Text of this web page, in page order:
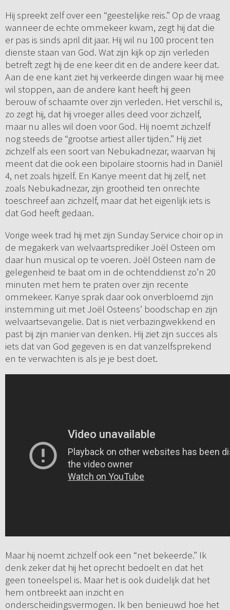
Hij spreekt zelf over een “geestelijke reis.” Op de vraag
wanneer de echte ommekeer kwam, zegt hij dat die
er pas is sinds april dit jaar. Hij wil nu 100 procent ten
dienste staan van God. Wat zijn kijk op zijn verleden
betreft zegt hij de ene keer dit en de andere keer dat.
Aan de ene kant ziet hij verkeerde dingen waar hij mee
wil stoppen, aan de andere kant heeft hij geen
berouw of schaamte over zijn verleden. Het verschil is,
zo zegt hij, dat hij vroeger alles deed voor zichzelf,
maar nu alles wil doen voor God. Hij noemt zichzelf
nog steeds de “grootse artiest aller tijden.” Hij ziet
zichzelf als een soort van Nebukadnezar, waarvan hij
meent dat die ook een bipolaire stoornis had in Daniël
4, net zoals hijzelf. En Kanye meent dat hij zelf, net
zoals Nebukadnezar, zijn grootheid ten onrechte
toeschreef aan zichzelf, maar dat het eigenlijk iets is
dat God heeft gedaan.
Vorige week trad hij met zijn Sunday Service choir op in
de megakerk van welvaartsprediker Joël Osteen om
daar hun musical op te voeren. Joël Osteen nam de
gelegenheid te baat om in de ochtenddienst zo’n 20
minuten met hem te praten over zijn recente
ommekeer. Kanye sprak daar ook onverbloemd zijn
instemming uit met Joël Osteens’ boodschap en zijn
welvaartsevangelie. Dat is niet verbazingwekkend en
past bij zijn manier van denken. Hij ziet zijn succes als
iets dat van God gegeven is en dat vanzelfsprekend
en te verwachten is als je je best doet.
Maar hij noemt zichzelf ook een “net bekeerde.” Ik
denk zeker dat hij het oprecht bedoelt en dat het
geen toneelspel is. Maar het is ook duidelijk dat het
hem ontbreekt aan inzicht en
onderscheidingsvermogen. Ik ben benieuwd hoe het